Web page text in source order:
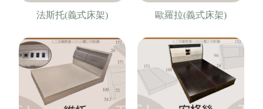
法斯托(義式床架) 歐羅拉(義式床架)